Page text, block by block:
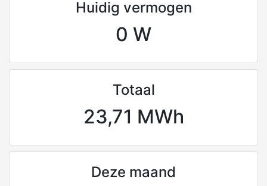
Huidig vermogen
0 W
Totaal
23,71 MWh
Deze maand